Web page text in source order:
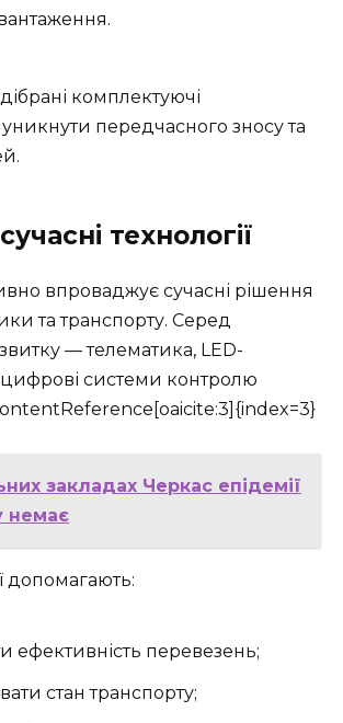
комплектуючі
передчасного зносу та
технології
впроваджує сучасні рішення
та транспорту. Серед
— телематика, LED-
цифрові системи контролю
закладах Черкас епідемії
немає
допомагають:
ефективність перевезень;
стан транспорту;